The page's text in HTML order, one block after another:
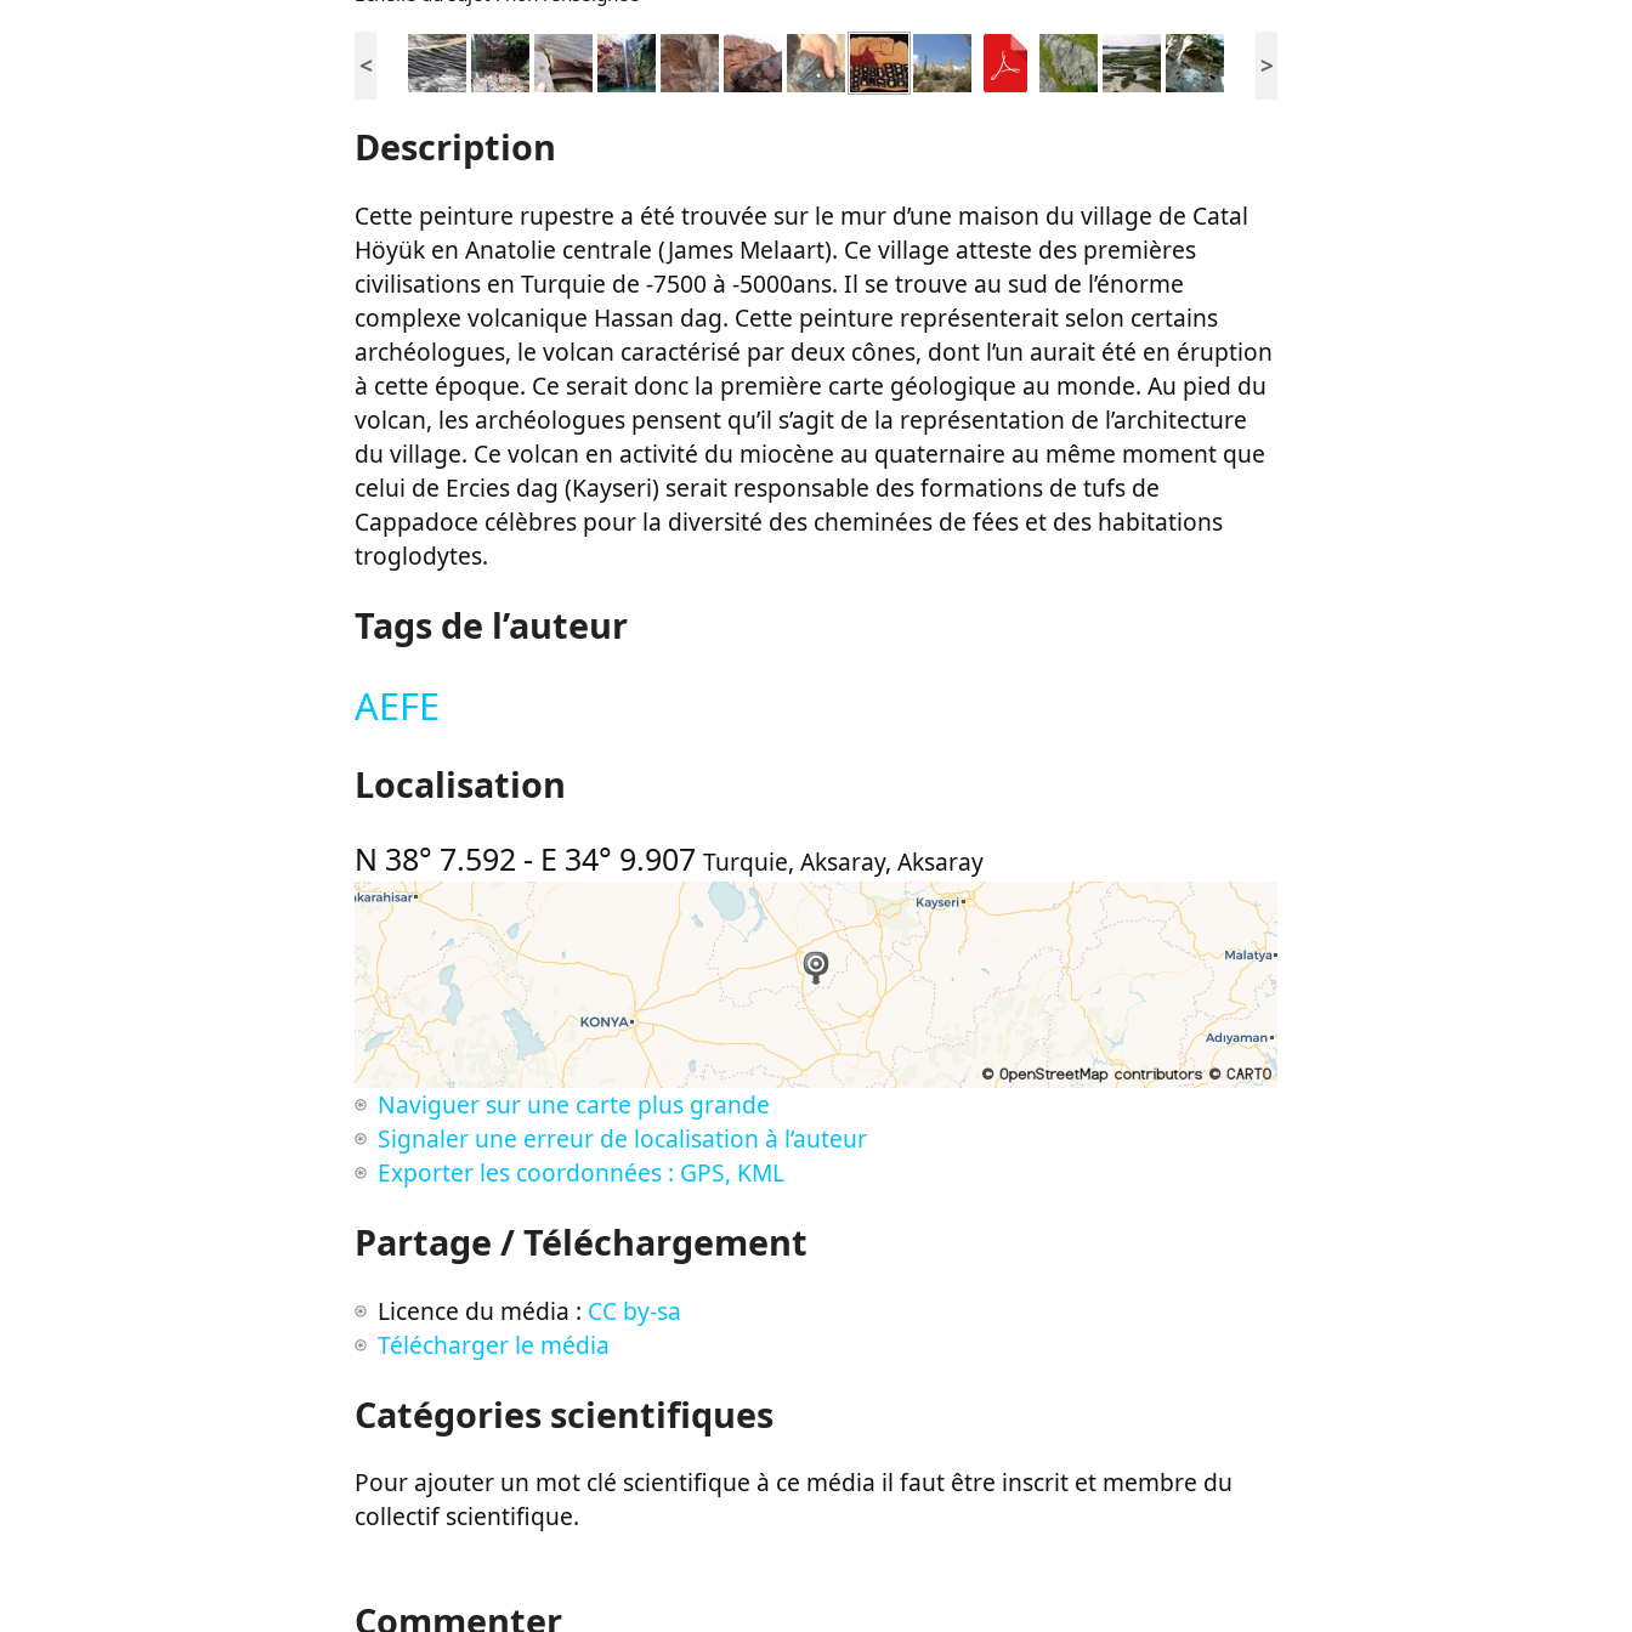
< >
Description
Cette peinture rupestre a été trouvée sur le mur d’une maison du village de Catal
Höyük en Anatolie centrale (James Melaart). Ce village atteste des premières
civilisations en Turquie de -7500 à -5000ans. Il se trouve au sud de l’énorme
complexe volcanique Hassan dag. Cette peinture représenterait selon certains
archéologues, le volcan caractérisé par deux cônes, dont l’un aurait été en éruption
à cette époque. Ce serait donc la première carte géologique au monde. Au pied du
volcan, les archéologues pensent qu’il s’agit de la représentation de l’architecture
du village. Ce volcan en activité du miocène au quaternaire au même moment que
celui de Ercies dag (Kayseri) serait responsable des formations de tufs de
Cappadoce célèbres pour la diversité des cheminées de fées et des habitations
troglodytes.
Tags de l’auteur
AEFE
Localisation
N 38° 7.592 - E 34° 9.907 Turquie, Aksaray, Aksaray
Naviguer sur une carte plus grande
Signaler une erreur de localisation à l’auteur
Exporter les coordonnées : GPS, KML
Partage / Téléchargement
Licence du média : CC by-sa
Télécharger le média
Catégories scientifiques
Pour ajouter un mot clé scientifique à ce média il faut être inscrit et membre du
collectif scientifique.
Commenter